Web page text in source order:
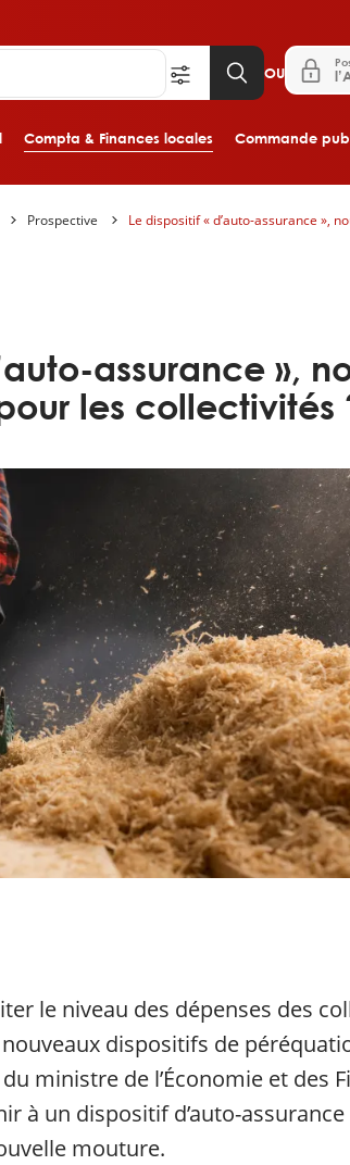
Aller
Compta & Finances locales Commande
OU
Prospective Le dispositif « d’auto-assurance »,
assurance »,
les collectivités
le niveau des dépenses des
dispositifs de
ministre de l’Économie et des
à un dispositif d’auto-
mouture.